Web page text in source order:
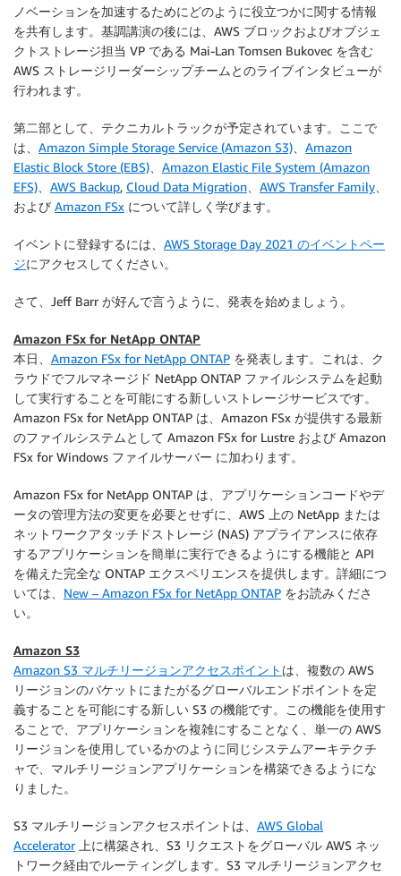
ノベーションを加速するためにどのように役立つかに関する情報
を共有します。基調講演の後には、AWS ブロックおよびオブジェ
クトストレージ担当 VP である Mai-Lan Tomsen Bukovec を含む
AWS ストレージリーダーシップチームとのライブインタビューが
行われます。
第二部として、テクニカルトラックが予定されています。ここで
は、 Amazon Simple Storage Service (Amazon S3)
Amazon
Elastic Block Store (EBS)
Amazon Elastic File System (Amazon
EFS)
AWS Backup, Cloud Data Migration AWS Transfer Family
および Amazon FSx について詳しく学びます。
イベントに登録するには、 AWS Storage Day 2021 のイベントペー
ジにアクセスしてください。
さて、Jeff Barr が好んで言うように、発表を始めましょう。
Amazon FSx for NetApp ONTAP
本日、 Amazon FSx for NetApp ONTAP を発表します。これは、ク
ラウドでフルマネージド NetApp ONTAP ファイルシステムを起動
して実行することを可能にする新しいストレージサービスです。
Amazon FSx for NetApp ONTAP は、 Amazon FSx が提供する最新
のファイルシステムとして Amazon FSx for Lustre および Amazon
FSx for Windows ファイルサーバー に加わります。
Amazon FSx for NetApp ONTAP は、アプリケーションコードやデ
ータの管理方法の変更を必要とせずに、AWS 上の NetApp または
ネットワークアタッチドストレージ (NAS) アプライアンスに依存
するアプリケーションを簡単に実行できるようにする機能と API
を備えた完全な ONTAP エクスペリエンスを提供します。詳細につ
いては、 New – Amazon FSx for NetApp ONTAP をお読みくださ
い。
Amazon S3
Amazon S3 マルチリージョンアクセスポイント は、複数の AWS
リージョンのバケットにまたがるグローバルエンドポイントを定
義することを可能にする新しい S3 の機能です。この機能を使用す
ることで、アプリケーションを複雑にすることなく、単一の AWS
リージョンを使用しているかのように同じシステムアーキテクチ
ャで、マルチリージョンアプリケーションを構築できるようにな
りました。
S3 マルチリージョンアクセスポイントは、 AWS Global
Accelerator上に構築され、 S3 リクエストをグローバル AWS ネッ
トワーク経由でルーティングします。S3 マルチリージョンアクセ